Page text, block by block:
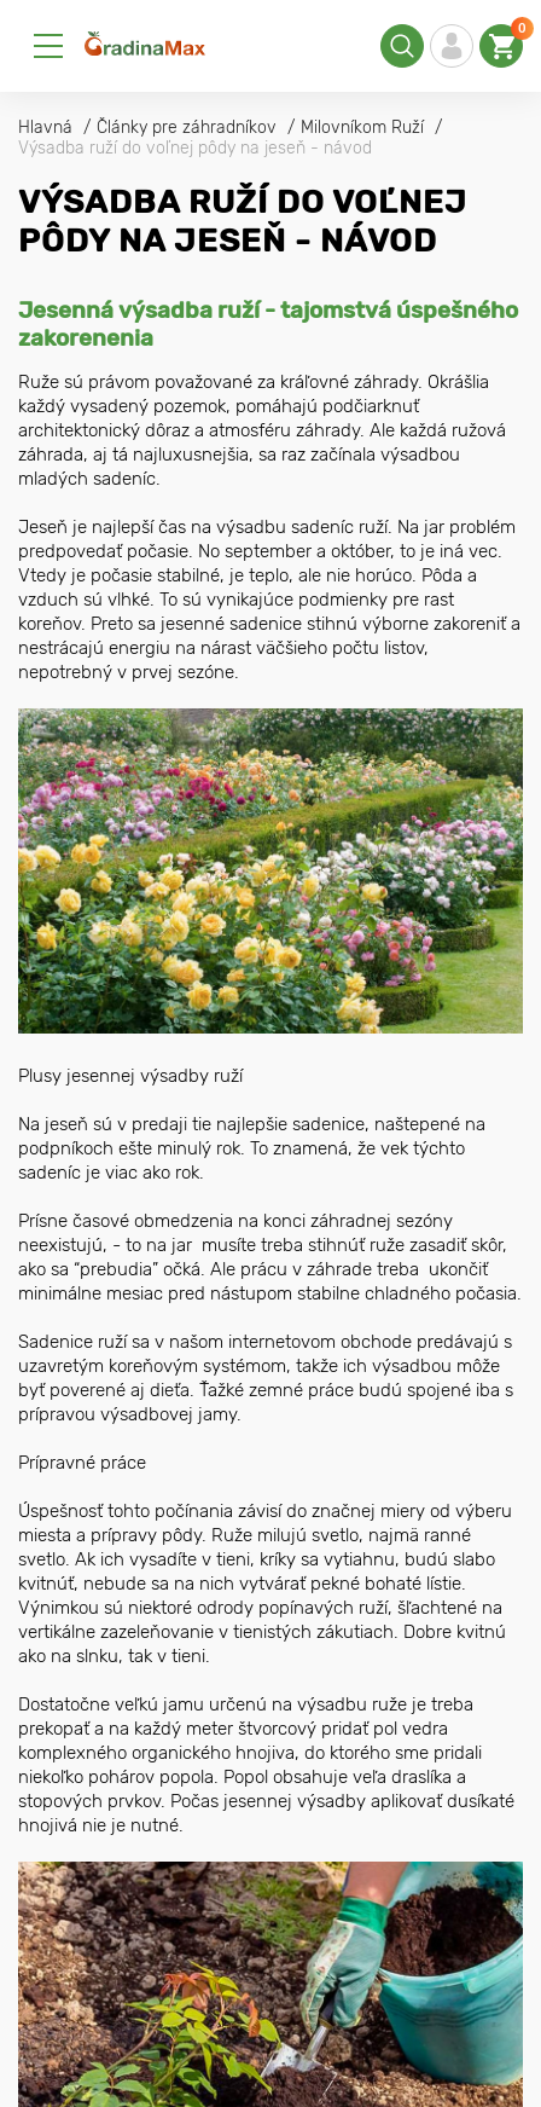
0
Hlavná Články pre záhradníkov
Milovníkom Ruží
Výsadba ruží do voľnej pôdy na jeseň - návod
VÝSADBA RUŽÍ DO VOĽNEJ
PÔDY NA JESEŇ - NÁVOD
Jesenná výsadba ruží - tajomstvá úspešného
zakorenenia
Ruže sú právom považované za kráľovné záhrady. Okrášlia
každý vysadený pozemok, pomáhajú podčiarknuť
architektonický dôraz a atmosféru záhrady. Ale každá ružová
záhrada, aj tá najluxusnejšia, sa raz začínala výsadbou
mladých sadeníc.
Jeseň je najlepší čas na výsadbu sadeníc ruží. Na jar problém
predpovedať počasie. No september a október, to je iná vec.
Vtedy je počasie stabilné, je teplo, ale nie horúco. Pôda a
vzduch sú vlhké. To sú vynikajúce podmienky pre rast
koreňov. Preto sa jesenné sadenice stihnú výborne zakoreniť a
nestrácajú energiu na nárast väčšieho počtu listov,
nepotrebný v prvej sezóne.
Plusy jesennej výsadby ruží
Na jeseň sú v predaji tie najlepšie sadenice, naštepené na
podpníkoch ešte minulý rok. To znamená, že vek týchto
sadeníc je viac ako rok.
Prísne časové obmedzenia na konci záhradnej sezóny
neexistujú, - to na jar musíte treba stihnúť ruže zasadiť skôr,
ako sa “prebudia” očká. Ale prácu v záhrade treba ukončiť
minimálne mesiac pred nástupom stabilne chladného počasia.
Sadenice ruží sa v našom internetovom obchode predávajú s
uzavretým koreňovým systémom, takže ich výsadbou môže
byť poverené aj dieťa. Ťažké zemné práce budú spojené iba s
prípravou výsadbovej jamy.
Prípravné práce
Úspešnosť tohto počínania závisí do značnej miery od výberu
miesta a prípravy pôdy. Ruže milujú svetlo, najmä ranné
svetlo. Ak ich vysadíte v tieni, kríky sa vytiahnu, budú slabo
kvitnúť, nebude sa na nich vytvárať pekné bohaté lístie.
Výnimkou sú niektoré odrody popínavých ruží, šľachtené na
vertikálne zazeleňovanie v tienistých zákutiach. Dobre kvitnú
ako na slnku, tak v tieni.
Dostatočne veľkú jamu určenú na výsadbu ruže je treba
prekopať a na každý meter štvorcový pridať pol vedra
komplexného organického hnojiva, do ktorého sme pridali
niekoľko pohárov popola. Popol obsahuje veľa draslíka a
stopových prvkov. Počas jesennej výsadby aplikovať dusíkaté
hnojivá nie je nutné.